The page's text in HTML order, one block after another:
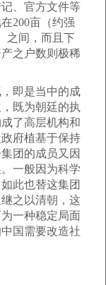
、官方文件等
200亩（约强
之间，而且下
之户数则极稀
即是当中的成
既为朝廷的执
了高层机构和
府植基于保持
团的成员又因
一般因为科学
此也替这集团
之以清朝，这
一种稳定局面
国需要改造社